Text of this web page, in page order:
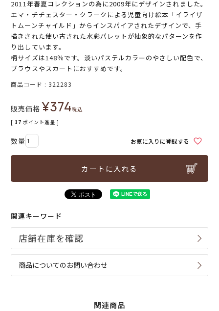
2011年春夏コレクションの為に2009年にデザインされました。
エマ・チチェスター・クラークによる児童向け絵本「イライザ
トムーンチャイルド」からインスパイアされたデザインで、手
描きされた使い古された水彩パレットが抽象的なパターンを作
り出しています。
柄サイズは148％です。淡いパステルカラーのやさしい配色で、
ブラウスやスカートにおすすめです。
商品コード 322283
販売価格 ¥374税込
[ 17 ポイント進呈 ]
お気に入りに登録する
カートに入れる
関連キーワード
商品についてのお問い合わせ
関連商品